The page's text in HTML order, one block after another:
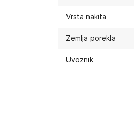
Vrsta nakita
Zemlja porekla
Uvoznik